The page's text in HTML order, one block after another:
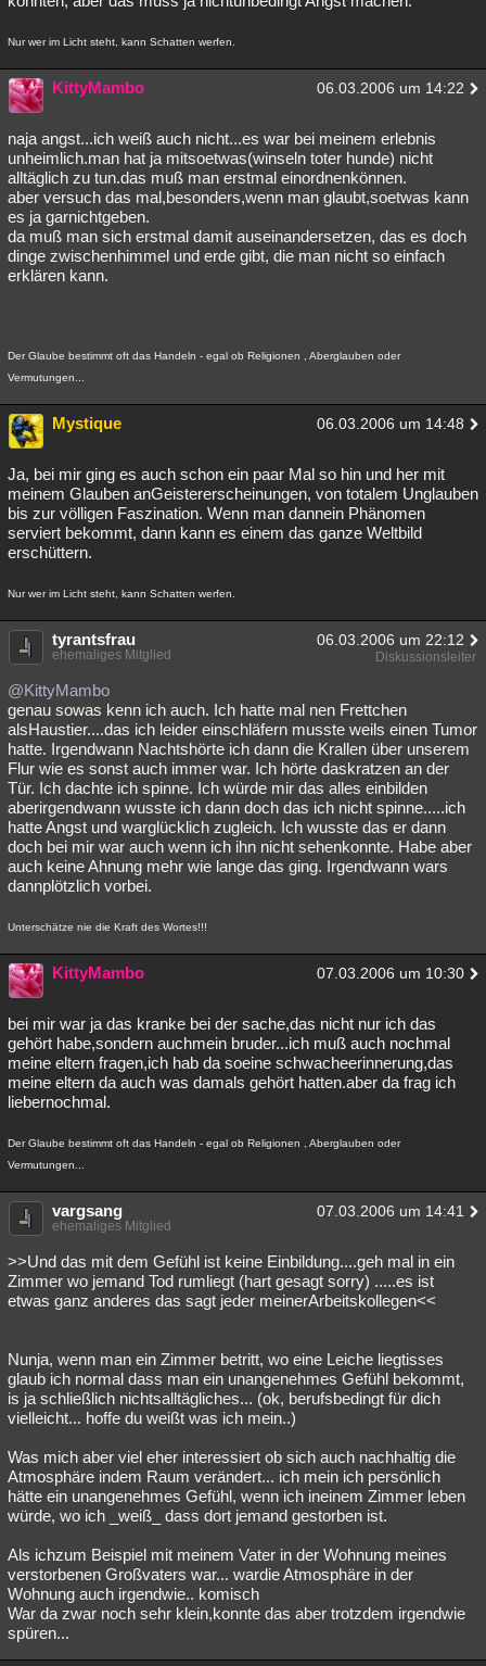
Nur wer im Licht steht, kann Schatten werfen.
KittyMambo 06.03.2006 um 14:22
naja angst...ich weiß auch nicht...es war bei meinem erlebnis
unheimlich.man hat ja mitsoetwas(winseln toter hunde) nicht
alltäglich zu tun.das muß man erstmal einordnenkönnen.
aber versuch das mal,besonders,wenn man glaubt,soetwas kann
es ja garnichtgeben.
da muß man sich erstmal damit auseinandersetzen, das es doch
dinge zwischenhimmel und erde gibt, die man nicht so einfach
erklären kann.
Der Glaube bestimmt oft das Handeln - egal ob Religionen , Aberglauben oder
Vermutungen...
Mystique 06.03.2006 um 14:48
Ja, bei mir ging es auch schon ein paar Mal so hin und her mit
meinem Glauben anGeistererscheinungen, von totalem Unglauben
bis zur völligen Faszination. Wenn man dannein Phänomen
serviert bekommt, dann kann es einem das ganze Weltbild
erschüttern.
Nur wer im Licht steht, kann Schatten werfen.
tyrantsfrau 06.03.2006 um 22:12
ehemaliges Mitglied Diskussionsleiter
@KittyMambo
genau sowas kenn ich auch. Ich hatte mal nen Frettchen
alsHaustier....das ich leider einschläfern musste weils einen Tumor
hatte. Irgendwann Nachtshörte ich dann die Krallen über unserem
Flur wie es sonst auch immer war. Ich hörte daskratzen an der
Tür. Ich dachte ich spinne. Ich würde mir das alles einbilden
aberirgendwann wusste ich dann doch das ich nicht spinne.....ich
hatte Angst und warglücklich zugleich. Ich wusste das er dann
doch bei mir war auch wenn ich ihn nicht sehenkonnte. Habe aber
auch keine Ahnung mehr wie lange das ging. Irgendwann wars
dannplötzlich vorbei.
Unterschätze nie die Kraft des Wortes!!!
KittyMambo 07.03.2006 um 10:30
bei mir war ja das kranke bei der sache,das nicht nur ich das
gehört habe,sondern auchmein bruder...ich muß auch nochmal
meine eltern fragen,ich hab da soeine schwacheerinnerung,das
meine eltern da auch was damals gehört hatten.aber da frag ich
liebernochmal.
Der Glaube bestimmt oft das Handeln - egal ob Religionen , Aberglauben oder
Vermutungen...
vargsang 07.03.2006 um 14:41
ehemaliges Mitglied
>>Und das mit dem Gefühl ist keine Einbildung....geh mal in ein
Zimmer wo jemand Tod rumliegt (hart gesagt sorry) .....es ist
etwas ganz anderes das sagt jeder meinerArbeitskollegen<<
Nunja, wenn man ein Zimmer betritt, wo eine Leiche liegtisses
glaub ich normal dass man ein unangenehmes Gefühl bekommt,
is ja schließlich nichtsalltägliches... (ok, berufsbedingt für dich
vielleicht... hoffe du weißt was ich mein..)
Was mich aber viel eher interessiert ob sich auch nachhaltig die
Atmosphäre indem Raum verändert... ich mein ich persönlich
hätte ein unangenehmes Gefühl, wenn ich ineinem Zimmer leben
würde, wo ich _weiß_ dass dort jemand gestorben ist.
Als ichzum Beispiel mit meinem Vater in der Wohnung meines
verstorbenen Großvaters war... wardie Atmosphäre in der
Wohnung auch irgendwie.. komisch
War da zwar noch sehr klein,konnte das aber trotzdem irgendwie
spüren...